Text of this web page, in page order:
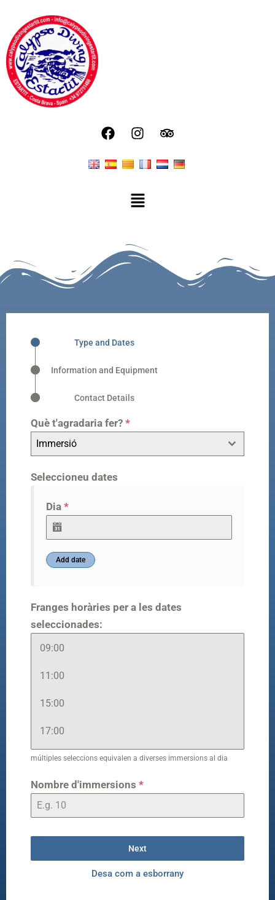
Type and Dates
Information and Equipment
Contact Details
Què t'agradaria fer? *
Immersió
Seleccioneu dates
Dia *
Franges horàries per a les dates
seleccionades:
09:00
11:00
15:00
17:00
múltiples seleccions equivalen a diverses immersions al dia
Nombre d'immersions *
Desa com a esborrany
Next